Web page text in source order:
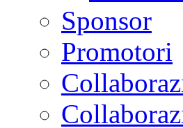
Sponsor
Promotori